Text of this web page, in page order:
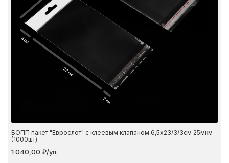
23 см
3 см
3 см
БОПП пакет "Еврослот" с клеевым клапаном 6,5х23/3/3см 25мкм
(1000шт)
1 040,00 ₽/уп.